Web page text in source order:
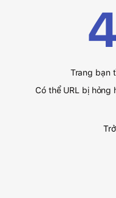
Trang bạn
Có thể URL bị hỏng